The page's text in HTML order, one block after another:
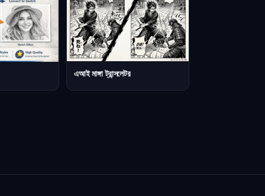
এআই মাঙ্গা ট্রান্সলেটর